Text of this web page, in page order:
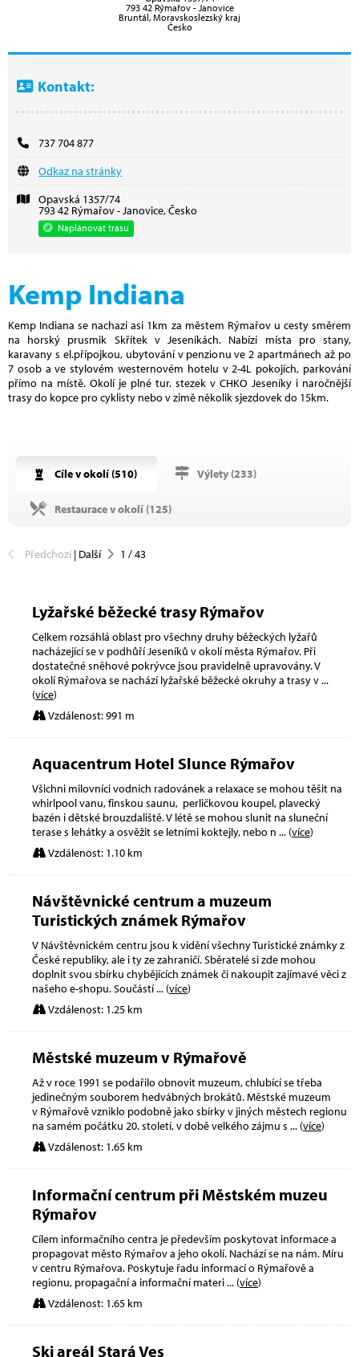
793 42 Rýmařov - Janovice
Bruntál, Moravskoslezský kraj
Česko
Kontakt:
737 704 877
Odkaz na stránky
Opavská 1357/74
793 42 Rýmařov - Janovice, Česko
Naplánovat trasu
Kemp Indiana
Kemp Indiana se nachazi asi 1km za městem Rýmařov u cesty směrem
na horský prusmik Skřítek v Jeseníkách. Nabízí místa pro stany,
karavany s el.přípojkou, ubytování v penzionu ve 2 apartmánech až po
7 osob a ve stylovém westernovém hotelu v 2-4L pokojích, parkování
přímo na místě. Okolí je plné tur. stezek v CHKO Jeseníky i naročnější
trasy do kopce pro cyklisty nebo v zimě několik sjezdovek do 15km.
Cíle v okolí (510) Výlety (233)
Restaurace v okolí (125)
Předchozí | Další 1 /43
Lyžařské běžecké trasy Rýmařov
Celkem rozsáhlá oblast pro všechny druhy běžeckých lyžařů
nacházející se v podhůří Jeseníků v okolí města Rýmařov. Při
dostatečné sněhové pokrývce jsou pravidelně upravovány. V
okolí Rýmařova se nachází lyžařské běžecké okruhy a trasy v...
(více)
Vzdálenost: 991 m
Aquacentrum Hotel Slunce Rýmařov
Všichni milovníci vodních radovánek a relaxace se mohou těšit na
whirlpool vanu, finskou saunu, perličkovou koupel, plavecký
bazén i dětské brouzdaliště. V létě se mohou slunit na sluneční
terase s lehátky a osvěžit se letními koktejly, nebo n ... (více)
Vzdálenost: 1.10 km
Návštěvnické centrum a muzeum
Turistických známek Rýmařov
V Návštěvnickém centru jsou k vidění všechny Turistické známky z
České republiky, ale i ty ze zahraničí. Sběratelé si zde mohou
doplnit svou sbírku chybějících známek či nakoupit zajímavé věci z
našeho e-shopu. Součástí... (více)
Vzdálenost: 1.25 km
Městské muzeum v Rýmařově
Až v roce 1991 se podařilo obnovit muzeum, chlubící se třeba
jedinečným souborem hedvábných brokátů. Městské muzeum
v Rýmařově vzniklo podobně jako sbírky v jiných městech regionu
na samém počátku 20. století, v době velkého zájmu s ... (více)
Vzdálenost: 1.65 km
Informační centrum při Městském muzeu
Rýmařov
Cílem informačního centra je především poskytovat informace a
propagovat město Rýmařov a jeho okolí. Nachází se na nám. Míru
v centru Rýmařova. Poskytuje řadu informací o Rýmařově a
regionu, propagační a informační materi... (více)
Vzdálenost: 1.65 km
Ski areál Stará Ves